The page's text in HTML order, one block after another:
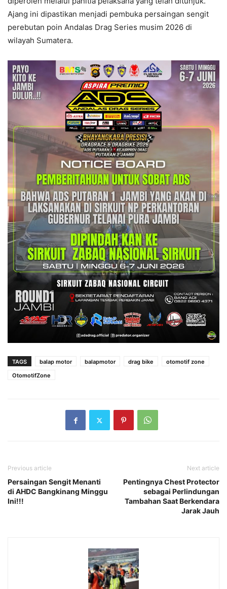
Ajang ini dipastikan menjadi pembuka persaingan sengit
perebutan poin Andalas Drag Series musim 2026 di
wilayah Sumatera.
TAGS balap motor balapmotor drag bike
otomotif zone
OtomotifZone
Previous article
Persaingan Sengit Menanti
di AHDC Bangkinang Minggu
Ini!!!
Next article
Pentingnya Chest Protector
sebagai Perlindungan
Tambahan Saat Berkendara
Jarak Jauh